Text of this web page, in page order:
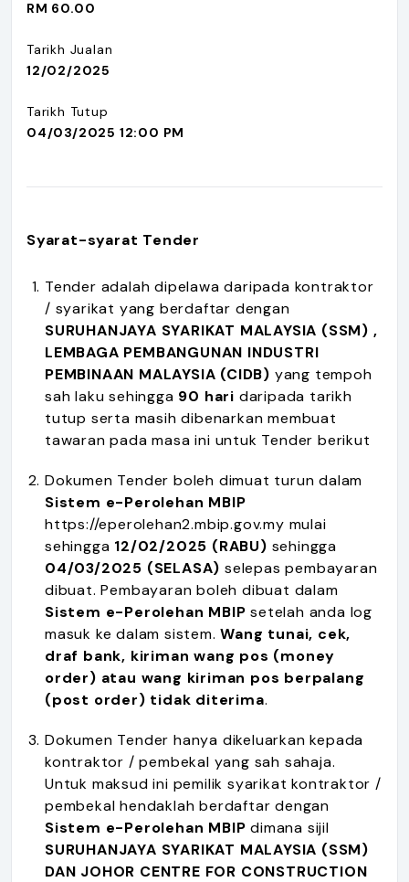
RM 60.00
Tarikh Jualan
12/02/2025
Tarikh Tutup
04/03/2025 12:00 PM
Syarat-syarat Tender
Tender adalah dipelawa daripada kontraktor
/ syarikat yang berdaftar dengan
SURUHANJAYA SYARIKAT MALAYSIA (SSM) ,
LEMBAGA PEMBANGUNAN INDUSTRI
PEMBINAAN MALAYSIA (CIDB) yang tempoh
sah laku sehingga 90 hari daripada tarikh
tutup serta masih dibenarkan membuat
tawaran pada masa ini untuk Tender berikut
Dokumen Tender boleh dimuat turun dalam
Sistem e-Perolehan MBIP
https://eperolehan2.mbip.gov.my mulai
sehingga 12/02/2025 (RABU) sehingga
04/03/2025 (SELASA) selepas pembayaran
dibuat. Pembayaran boleh dibuat dalam
Sistem e-Perolehan MBIP setelah anda log
masuk ke dalam sistem.Wang tunai, cek,
draf bank, kiriman wang pos (money
order) atau wang kiriman pos berpalang
(post order) tidak diterima.
Dokumen Tender hanya dikeluarkan kepada
kontraktor / pembekal yang sah sahaja.
Untuk maksud ini pemilik syarikat kontraktor /
pembekal hendaklah berdaftar dengan
Sistem e-Perolehan MBIP dimana sijil
SURUHANJAYA SYARIKAT MALAYSIA (SSM)
DAN JOHOR CENTRE FOR CONSTRUCTION